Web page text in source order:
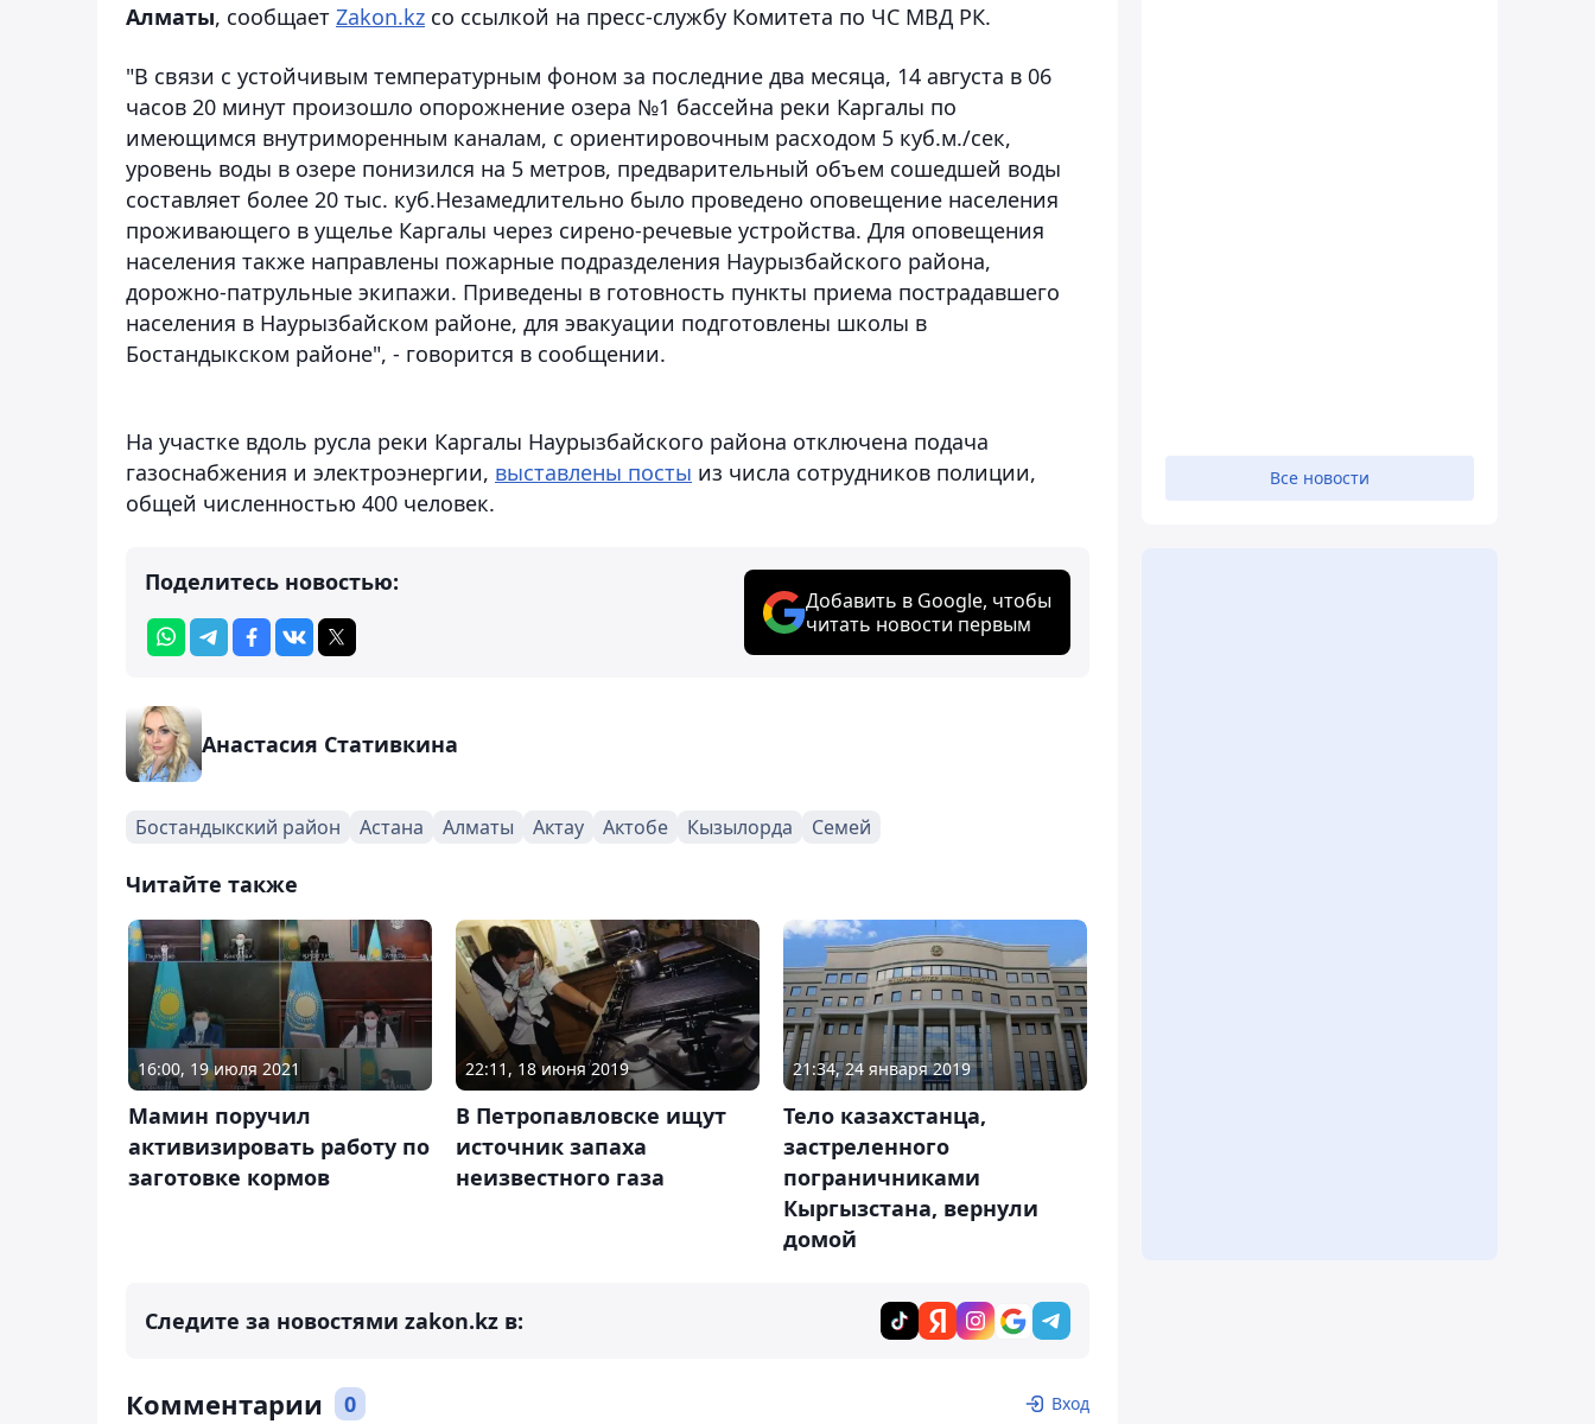
Алматы, сообщает Zakon.kz со ссылкой на пресс-службу Комитета по ЧС МВД РК.
"В связи с устойчивым температурным фоном за последние два месяца, 14 августа в 06
часов 20 минут произошло опорожнение озера №1 бассейна реки Каргалы по
имеющимся внутриморенным каналам, с ориентировочным расходом 5 куб.м./сек,
уровень воды в озере понизился на 5 метров, предварительный объем сошедшей воды
составляет более 20 тыс. куб.Незамедлительно было проведено оповещение населения
проживающего в ущелье Каргалы через сирено-речевые устройства. Для оповещения
населения также направлены пожарные подразделения Наурызбайского района,
дорожно-патрульные экипажи. Приведены в готовность пункты приема пострадавшего
населения в Наурызбайском районе, для эвакуации подготовлены школы в
Бостандыкском районе", - говорится в сообщении.
На участке вдоль русла реки Каргалы Наурызбайского района отключена подача
газоснабжения и электроэнергии, выставлены посты из числа сотрудников полиции,
общей численностью 400 человек.
Поделитесь новостью:
Добавить в Google, чтобы
читать новости первым
Анастасия Стативкина
Бостандыкский район Астана Алматы Актау Актобе Кызылорда Семей
Читайте также
16:00, 19 июля 2021
Мамин поручил
активизировать работу по
заготовке кормов
22:11, 18 июня 2019
В Петропавловске ищут
источник запаха
неизвестного газа
21:34, 24 января 2019
Тело казахстанца,
застреленного
пограничниками
Кыргызстана, вернули
домой
Следите за новостями zakon.kz в:
Комментарии 0 Вход
Все новости